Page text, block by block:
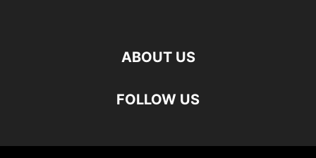
ABOUT US
FOLLOW US